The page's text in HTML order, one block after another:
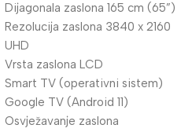
Dijagonala zaslona 165 cm (65”)
Rezolucija zaslona 3840 x 2160
UHD
Vrsta zaslona LCD
Smart TV (operativni sistem)
Google TV (Android 11)
Osvježavanje zaslona